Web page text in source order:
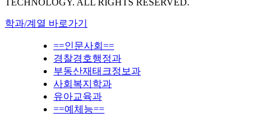
TECHNOLOGY. ALL RIGHTS RESERVED.
학과/계열 바로가기
==인문사회==
경찰경호행정과
부동산재태크정보과
사회복지학과
유아교육과
==예체능==